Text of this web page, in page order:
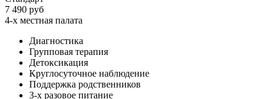
7 490 руб
4-х местная палата
Диагностика
Групповая терапия
Детоксикация
Круглосуточное наблюдение
Поддержка родственников
3-х разовое питание